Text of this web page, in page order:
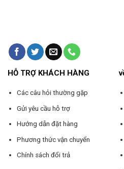
HỖ TRỢ KHÁCH HÀNG
Các câu hỏi thường gặp
Gửi yêu cầu hỗ trợ
Hướng dẫn đặt hàng
Phương thức vận chuyển
Chính sách đổi trả